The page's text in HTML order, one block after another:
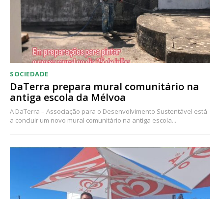
SOCIEDADE
DaTerra prepara mural comunitário na
antiga escola da Mélvoa
A DaTerra – Associação para o Desenvolvimento Sustentável está
a concluir um novo mural comunitário na antiga escola...